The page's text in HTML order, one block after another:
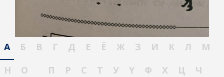
А Б В Г Д Е Ё Ж З И К Л
М
Н
О П Р С Т У Ү Ф Х Ц
Ч